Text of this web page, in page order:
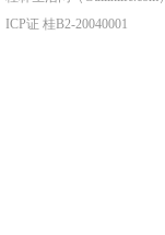
ICP证 桂B2-20040001